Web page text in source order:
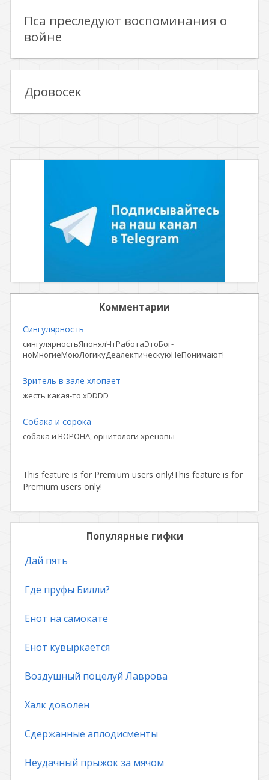
Пса преследуют воспоминания о
войне
Дровосек
Комментарии
Сингулярность
сингулярностьЯпонялЧтРаботаЭтоБог-
ноМногиеМоюЛогикуДеалектическуюНеПонимают!
Зритель в зале хлопает
жесть какая-то xDDDD
Собака и сорока
собака и ВОРОНА, орнитологи хреновы
This feature is for Premium users only!This feature is for
Premium users only!
Популярные гифки
Дай пять
Где пруфы Билли?
Енот на самокате
Енот кувыркается
Воздушный поцелуй Лаврова
Халк доволен
Сдержанные аплодисменты
Неудачный прыжок за мячом